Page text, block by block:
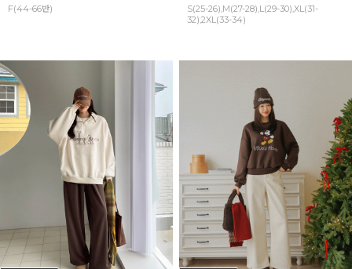
F(44-66반)
S(25-26),M(27-28),L(29-30),XL(31-
32),2XL(33-34)